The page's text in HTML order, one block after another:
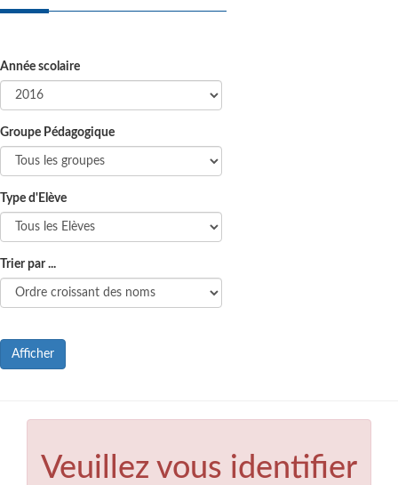
Année scolaire
Groupe Pédagogique
Type d'Elève
Trier par ...
Afficher
Veuillez vous identifier